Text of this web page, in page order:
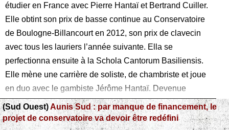
étudier en France avec Pierre Hantaï et Bertrand Cuiller.
Elle obtint son prix de basse continue au Conservatoire
de Boulogne-Billancourt en 2012, son prix de clavecin
avec tous les lauriers l’année suivante. Ella se
perfectionna ensuite à la Schola Cantorum Basiliensis.
Elle mène une carrière de soliste, de chambriste et joue
en duo avec le gambiste Jérôme Hantaï. Devenue
française et habitant à Paris, elle occupe toutefois la
chaire Eaton de musique baroque à l’Université du
(Sud Ouest)Aunis Sud : par manque de financement, le
projet de conservatoire va devoir être redéfini